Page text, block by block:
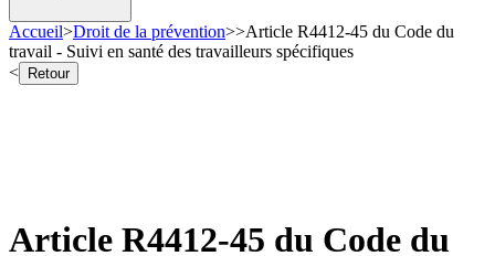
Accueil>Droit de la prévention>>Article R4412-45 du Code du
travail - Suivi en santé des travailleurs spécifiques
<
Retour
Article R4412-45 du Code du